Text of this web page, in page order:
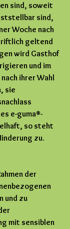
sind, soweit
sind,
Woche nach
geltend
wird Gasthof
und im
ihrer Wahl
sie
e-guma®-
so steht
zu.
der
und zu
mit sensiblen